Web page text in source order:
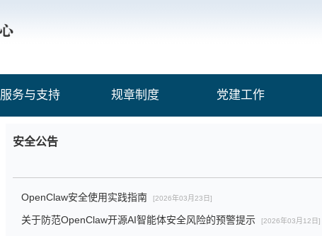
服务与支持 规章制度 党建工作
安全公告
OpenClaw安全使用实践指南 [2026年03月23日]
关于防范OpenClaw开源AI智能体安全风险的预警提示 [2026年03月12日]